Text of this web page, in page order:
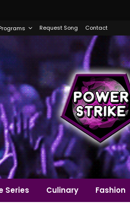
Request Song Contact
Series Culinary Fashion